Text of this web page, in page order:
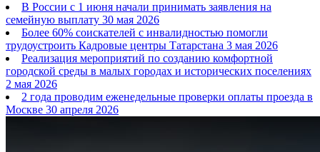
В России с 1 июня начали принимать заявления на
семейную выплату 30 мая 2026
Более 60% соискателей с инвалидностью помогли
трудоустроить Кадровые центры Татарстана 3 мая 2026
Реализация мероприятий по созданию комфортной
городской среды в малых городах и исторических поселениях
2 мая 2026
2 года проводим еженедельные проверки оплаты проезда в
Москве 30 апреля 2026